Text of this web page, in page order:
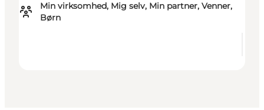
Min virksomhed, Mig selv, Min partner, Venner,
Børn